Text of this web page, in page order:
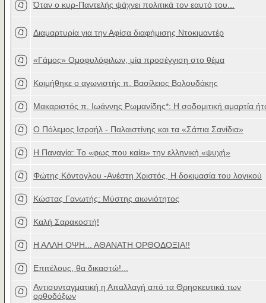
Όταν ο κυρ-Παντελής ψάχνει πολιτικά τον εαυτό του...
Διαμαρτυρία για την Αφίσα διαφήμισης Ντοκιμαντέρ
«Γάμος» Ομοφυλόφιλων, μία προσέγγιση στο θέμα
Κοιμήθηκε ο αγωνιστής π. Βασίλειος Βολουδάκης
Μακαριστός π. Ιωάννης Ρωμανίδης*: Η σοδομιτική αμαρτία
Ο Πόλεμος Ισραήλ - Παλαιστίνης και τα «Σάπια Σανίδια»
Η Παναγία: Το «φως που καίει» την ελληνική «ψυχή»
Φώτης Κόντογλου -Ανέστη Χριστός, Η δοκιμασία του λογικού
Κώστας Γανωτής: Μύστης αιωνιότητος
Καλή Σαρακοστή!
Η ΑΛΛΗ ΟΨΗ... ΑΘΑΝΑΤΗ ΟΡΘΟΔΟΞΙΑ!!
Επιτέλους, θα δικαστώ!...
Αντισυνταγματική η Απαλλαγή από τα Θρησκευτικά των
ορθοδόξων